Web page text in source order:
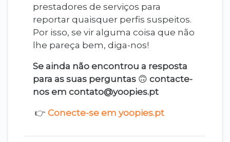
prestadores de serviços para
reportar quaisquer perfis suspeitos.
Por isso, se vir alguma coisa que não
lhe pareça bem, diga-nos!
Se ainda não encontrou a resposta
para as suas perguntas 🙃 contacte-
nos em contato@yoopies.pt
👉 Conecte-se em yoopies.pt